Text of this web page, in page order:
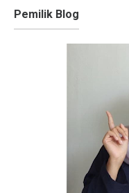
Pemilik Blog